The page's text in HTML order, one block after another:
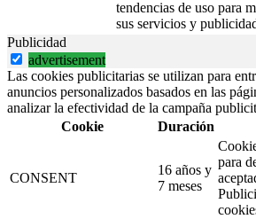
tendencias de uso para
sus servicios y
Publicidad
advertisement
Las cookies publicitarias se utilizan para
anuncios personalizados basados en las
analizar la efectividad de la campaña
Cookie
Duración
CONSENT
16 años y
7 meses
para